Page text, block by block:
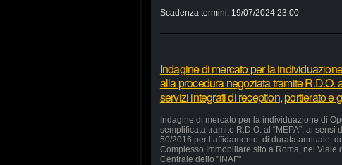
Scadenza termini: 19/07/2024 23:00
Indagine di mercato per la
alla procedura negoziata tramite R.D.O.
servizi integrati di reception, portierato e
Indagine di mercato per la individuazione di
semplificata tramite R.D.O. al “MEPA”, ai
50/2016 per l’affidamento, di durata annuale,
Complesso Immobiliare sito a Roma, nel
Centrale dello "INAF"